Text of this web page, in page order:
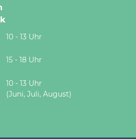
10 - 13 Uhr
15 - 18 Uhr
10 - 13 Uhr
(Juni, Juli, August)